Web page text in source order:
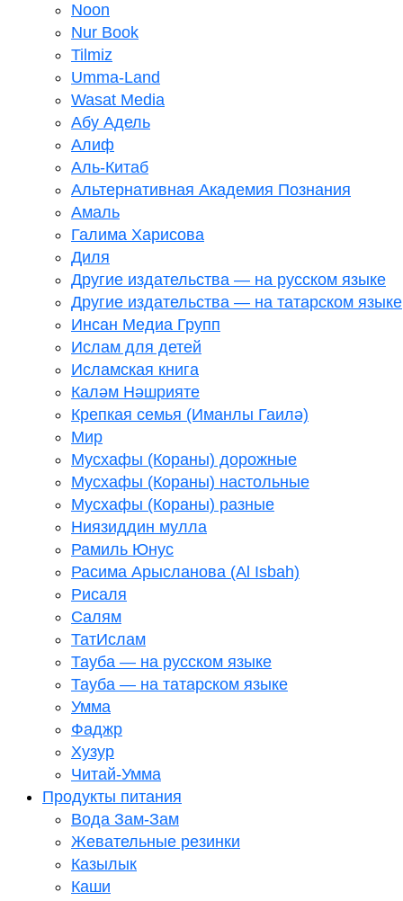
Noon
Nur Book
Tilmiz
Umma-Land
Wasat Media
Абу Адель
Алиф
Аль-Китаб
Альтернативная Академия Познания
Амаль
Галима Харисова
Диля
Другие издательства — на русском языке
Другие издательства — на татарском языке
Инсан Медиа Групп
Ислам для детей
Исламская книга
Каләм Нәшрияте
Крепкая семья (Иманлы Гаилә)
Мир
Мусхафы (Кораны) дорожные
Мусхафы (Кораны) настольные
Мусхафы (Кораны) разные
Ниязиддин мулла
Рамиль Юнус
Расима Арысланова (Al Isbah)
Рисаля
Салям
ТатИслам
Тауба — на русском языке
Тауба — на татарском языке
Умма
Фаджр
Хузур
Читай-Умма
Продукты питания
Вода Зам-Зам
Жевательные резинки
Казылык
Каши